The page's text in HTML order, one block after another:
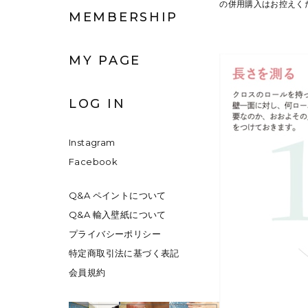
MEMBERSHIP
MY PAGE
LOG IN
Instagram
Facebook
Q&A ペイントについて
Q&A 輸入壁紙について
プライバシーポリシー
特定商取引法に基づく表記
会員規約
の併用購入はお控えく